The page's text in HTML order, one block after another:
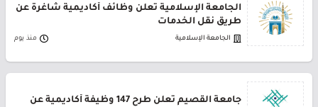
الجامعة الإسلامية تعلن وظائف أكاديمية شاغرة عن
طريق نقل الخدمات
الجامعة الإسلامية منذ يوم
جامعة القصيم تعلن طرح 147 وظيفة أكاديمية عن